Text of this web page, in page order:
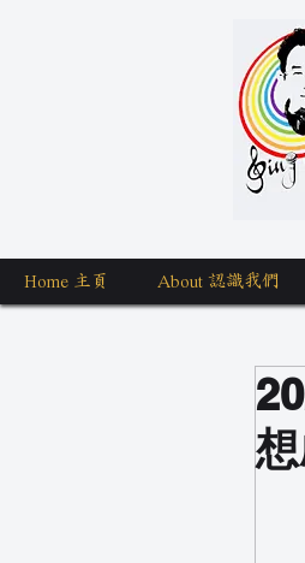
Home 主頁 About 認識我們